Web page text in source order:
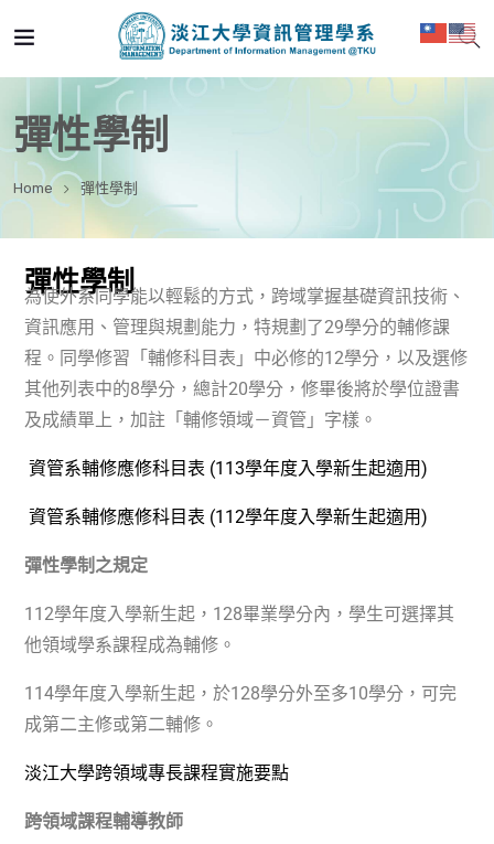
彈性學制
Home 彈性學制
彈性學制
為使外系同學能以輕鬆的方式，跨域掌握基礎資訊技術、
資訊應用、管理與規劃能力，特規劃了29學分的輔修課
程。同學修習「輔修科目表」中必修的12學分，以及選修
其他列表中的8學分，總計20學分，修畢後將於學位證書
及成績單上，加註「輔修領域－資管」字樣。
資管系輔修應修科目表 (113學年度入學新生起適用)
資管系輔修應修科目表 (112學年度入學新生起適用)
彈性學制之規定
112學年度入學新生起， 128畢業學分內，學生可選擇其
他領域學系課程成為輔修。
114學年度入學新生起，於128學分外至多10學分，可完
成第二主修或第二輔修。
淡江大學跨領域專長課程實施要點
跨領域課程輔導教師